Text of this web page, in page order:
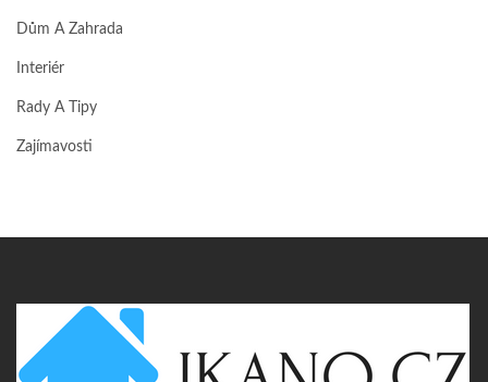
Dům A Zahrada
Interiér
Rady A Tipy
Zajímavosti